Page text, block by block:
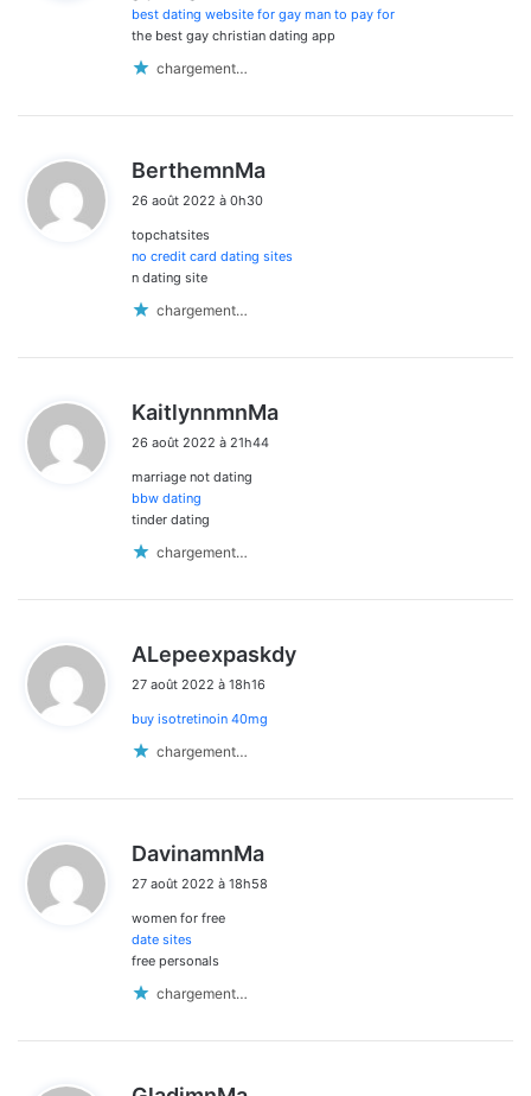
:
best dating website for gay man to pay for
the best gay christian dating app
chargement…
BerthemnMa
:
26 août 2022 à 0h30
topchatsites
no credit card dating sites
n dating site
chargement…
KaitlynnmnMa
26 août 2022 à 21h44
marriage not dating
bbw dating
tinder dating
chargement…
ALepeexpaskdy
27 août 2022 à 18h16
buy isotretinoin 40mg
chargement…
DavinamnMa
t
27 août 2022 à 18h58
women for free
date sites
free personals
chargement…